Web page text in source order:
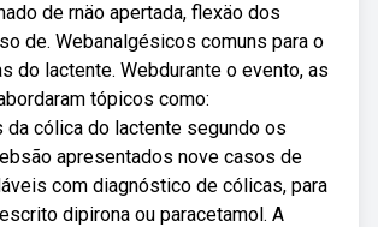
de rnäo apertada, flexäo dos
de. Webanalgésicos comuns para o
do lactente. Webdurante o evento, as
tópicos como:
da cólica do lactente segundo os
apresentados nove casos de
com diagnóstico de cólicas, para
dipirona ou paracetamol. A